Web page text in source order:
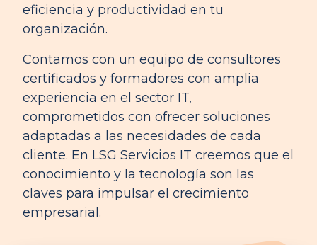
eficiencia y productividad en tu
organización.
Contamos con un equipo de consultores
certificados y formadores con amplia
experiencia en el sector IT,
comprometidos con ofrecer soluciones
adaptadas a las necesidades de cada
cliente. En LSG Servicios IT creemos que el
conocimiento y la tecnología son las
claves para impulsar el crecimiento
empresarial.